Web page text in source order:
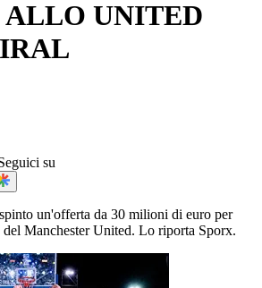
ALLO UNITED
su
un'offerta da 30 milioni di euro per
Manchester United. Lo riporta Sporx.